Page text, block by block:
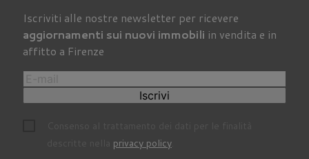
Iscriviti alle nostre newsletter per ricevere
aggiornamenti sui nuovi immobili in vendita e in
affitto a Firenze
Iscrivi
privacy policy.